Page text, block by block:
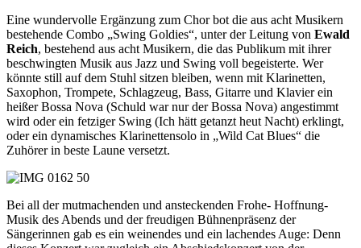
Eine wundervolle Ergänzung zum Chor bot die aus acht Musikern
bestehende Combo „Swing Goldies“, unter der Leitung von Ewald
Reich, bestehend aus acht Musikern, die das Publikum mit ihrer
beschwingten Musik aus Jazz und Swing voll begeisterte. Wer
könnte still auf dem Stuhl sitzen bleiben, wenn mit Klarinetten,
Saxophon, Trompete, Schlagzeug, Bass, Gitarre und Klavier ein
heißer Bossa Nova (Schuld war nur der Bossa Nova) angestimmt
wird oder ein fetziger Swing (Ich hätt getanzt heut Nacht) erklingt,
oder ein dynamisches Klarinettensolo in „Wild Cat Blues“ die
Zuhörer in beste Laune versetzt.
Bei all der mutmachenden und ansteckenden Frohe- Hoffnung-
Musik des Abends und der freudigen Bühnenpräsenz der
Sängerinnen gab es ein weinendes und ein lachendes Auge: Denn